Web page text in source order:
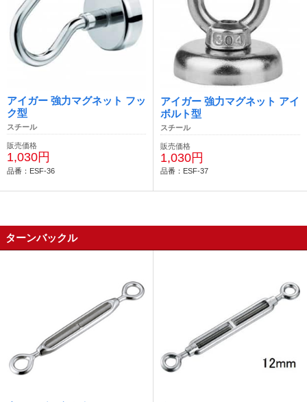
アイガー 強力マグネット フッ
ク型
スチール
販売価格
1,030円
品番：ESF-36
アイガー 強力マグネット アイ
ボルト型
スチール
販売価格
1,030円
品番：ESF-37
ターンバックル